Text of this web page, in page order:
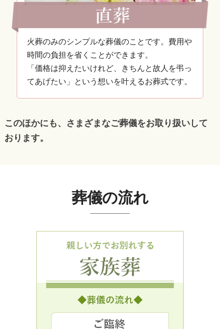
火葬のみのシンプルな葬儀のことです。費用や
時間の負担を省くことができます。
「価格は抑えたいけれど、きちんと故人を弔っ
てあげたい」という想いを叶えるお葬式です。
このほかにも、さまざまなご葬儀をお取り扱いして
おります。
葬儀の流れ